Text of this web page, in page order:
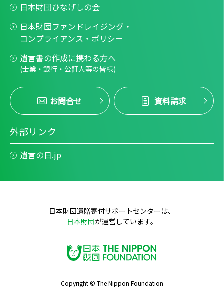
日本財団ひなげしの会
日本財団ファンドレイジング・
コンプライアンス・ポリシー
遺言書の作成に携わる方へ
(士業・銀行・公証人等の皆様)
お問合せ 資料請求
外部リンク
遺言の日.jp
日本財団遺贈寄付サポートセンターは、
日本財団が運営しています。
Copyright © The Nippon Foundation